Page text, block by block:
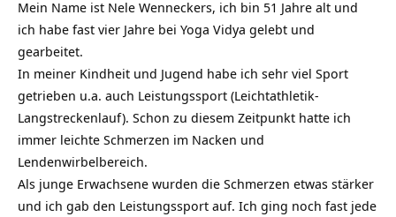
Mein Name ist Nele Wenneckers, ich bin 51 Jahre alt und
ich habe fast vier Jahre bei Yoga Vidya gelebt und
gearbeitet.
In meiner Kindheit und Jugend habe ich sehr viel Sport
getrieben u.a. auch Leistungssport (Leichtathletik-
Langstreckenlauf). Schon zu diesem Zeitpunkt hatte ich
immer leichte Schmerzen im Nacken und
Lendenwirbelbereich.
Als junge Erwachsene wurden die Schmerzen etwas stärker
und ich gab den Leistungssport auf. Ich ging noch fast jede